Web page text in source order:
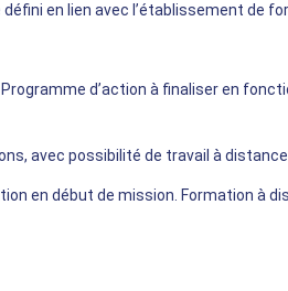
en lien avec l’établissement de
Programme d’action à finaliser en
avec possibilité de travail à distance
en début de mission . Formation à